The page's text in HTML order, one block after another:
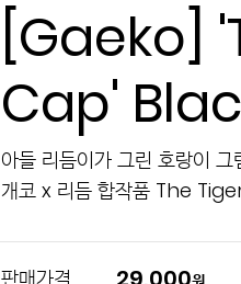
[Gaeko]
Cap'
아들 리듬이가 그린 호랑이
개코 x 리듬 합작품 The
판매가격